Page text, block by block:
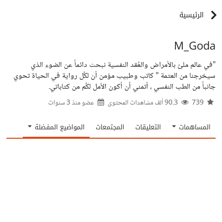
الرئيسية
M_Goda
"في عالم ملئ بالأمراض والعُقد النفسية نبحث دائماً عن الضوء الذي
سيخرجنا من العتمة " كاتب وطبيب مؤمن أن لكُل رواية في الحياة تحوي
جانباً من الطب النفسي ، أتمني أن أكون الأمل لكُم من كتاباتي.
عضو منذ3 سنوات
المساهمات التعليقات المجتمعات المواضيع المفضلة